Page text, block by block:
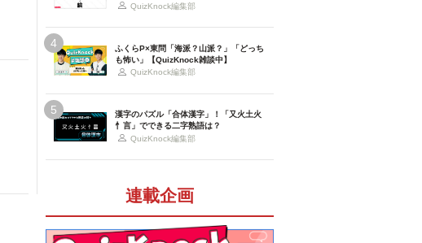
QuizKnock編集部
4
ふくらP×東問「海派？山派？」「どっち
も怖い」【QuizKnock雑談中】
QuizKnock編集部
5
漢字のパズル「合体漢字」！「又火土火
忄言」でできる二字熟語は？
QuizKnock編集部
連載企画